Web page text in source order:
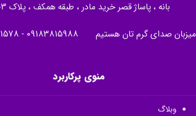
بانه ، پاساژ قصر خرید مادر ، طبقه همکف ، پلاک 203
میزبان صدای گرم تان هستیم 09183815988
-
منوی پرکاربرد
وبلاگ